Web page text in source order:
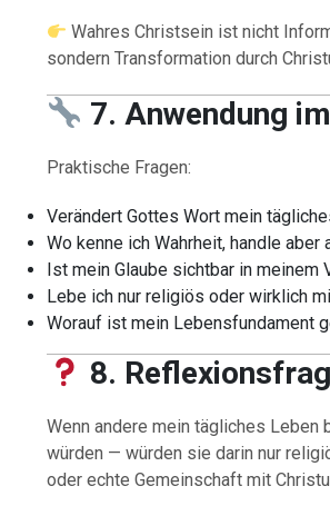
Wahres Christsein ist nicht
sondern Transformation durch
7. Anwendung
Praktische Fragen:
Verändert Gottes Wort mein
Wo kenne ich Wahrheit, handle aber
Ist mein Glaube sichtbar in meinem
Lebe ich nur religiös oder wirklich
Worauf ist mein Lebensfundament
8.
Wenn andere mein tägliches Leben
würden — würden sie darin nur
oder echte Gemeinschaft mit